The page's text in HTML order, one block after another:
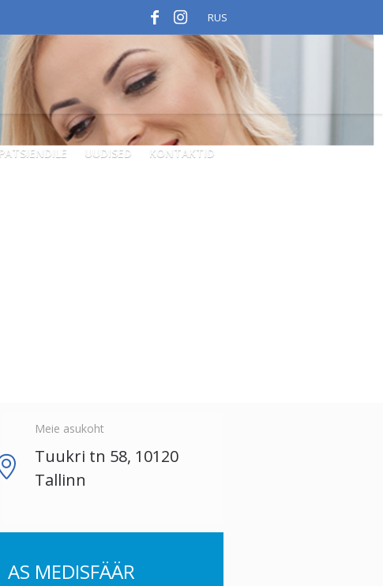
RUS
PATSIENDILE UUDISED KONTAKTID
Meie asukoht
Tuukri tn 58, 10120
Tallinn
AS MEDISFÄÄR